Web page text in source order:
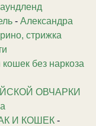
- Александра
стрижка
без наркоза
ОВЧАРКИ
И КОШЕК -